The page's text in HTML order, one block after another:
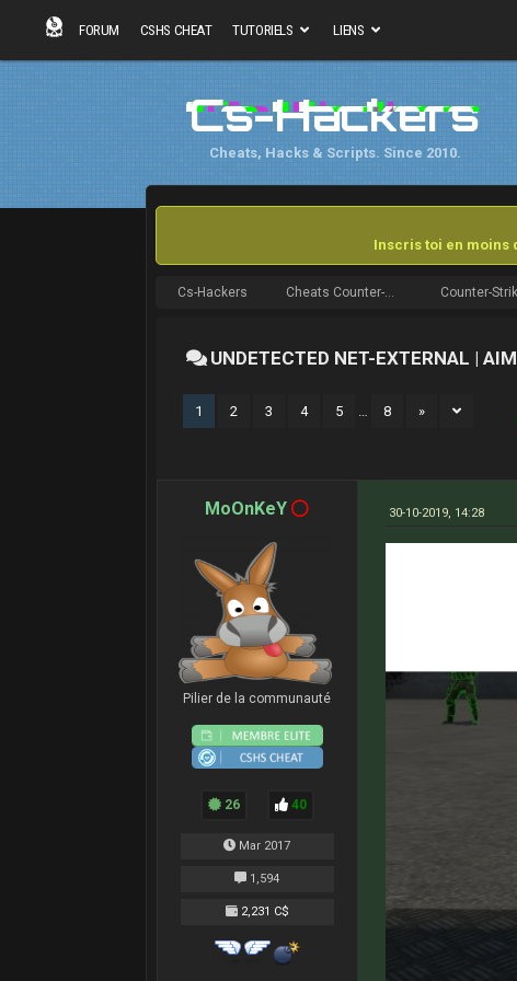
FORUM CSHS CHEAT TUTORIELS LIENS
Cs-Hackers
Cheats, Hacks & Scripts. Since 2010.
Inscris toi en moins
Cs-Hackers Cheats Counter-Strike
UNDETECTED NET-EXTERNAL |
1 2 3 4 5 … 8 »
MoOnKeY
Pilier de la communauté
26 40
Mar 2017
1,594
2,231 C$
30-10-2019, 14:28